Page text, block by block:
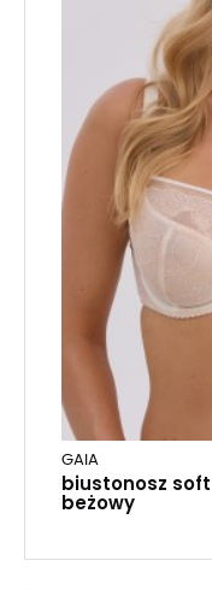
GAIA
biustonosz soft
beżowy